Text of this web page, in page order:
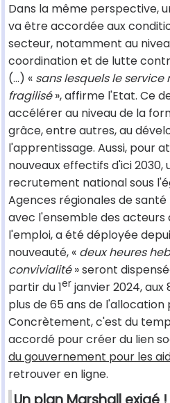
Dans la même perspective,
va être accordée aux
secteur, notamment au
coordination et de lutte
(...) « sans lesquels le
fragilisé», affirme l'Etat. Ce
accélérer au niveau de la
grâce, entre autres, au
l'apprentissage. Aussi, pour
nouveaux effectifs d'ici 2030,
recrutement national sous
Agences régionales de santé
avec l'ensemble des acteurs
l'emploi, a été déployée
nouveauté, « deux heures
convivialité» seront
partir du 1er janvier 2024,
plus de 65 ans de
Concrètement, c'est du
accordé pour créer du lien
du gouvernement pour les
retrouver en ligne.